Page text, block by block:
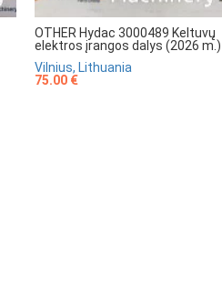
OTHER Hydac 3000489 Keltuvų
elektros įrangos dalys (2026 m.)
Vilnius, Lithuania
75.00 €